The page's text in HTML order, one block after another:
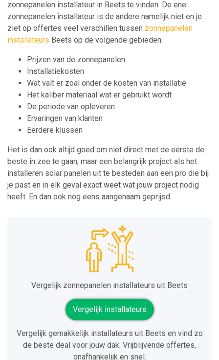
zonnepanelen installateur in Beets te vinden. De ene
zonnepanelen installateur is de andere namelijk niet en je
ziet op offertes veel verschillen tussen zonnepanelen
installateurs Beets op de volgende gebieden:
Prijzen van de zonnepanelen
Installatiekosten
Wat valt er zoal onder de kosten van installatie
Het kaliber materiaal wat er gebruikt wordt
De periode van opleveren
Ervaringen van klanten
Eerdere klussen
Het is dan ook altijd goed om niet direct met de eerste de
beste in zee te gaan, maar een belangrijk project als het
installeren solar panelen uit te besteden aan een pro die bij
je past en in elk geval exact weet wat jouw project nodig
heeft. En dan ook nog eens aangenaam geprijsd.
Vergelijk zonnepanelen installateurs uit Beets
Vergelijk installateurs
Vergelijk gemakkelijk installateurs uit Beets en vind zo
de beste deal voor jouw dak. Vrijblijvende offertes,
onafhankelijk en snel.